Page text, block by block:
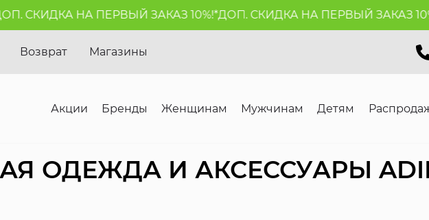
НА ПЕРВЫЙ ЗАКАЗ 10%!*ДОП. СКИДКА НА ПЕРВЫЙ ЗАКАЗ 10%!*
Возврат Магазины
Акции Бренды Женщинам Мужчинам Детям
ОДЕЖДА И АКСЕССУАРЫ